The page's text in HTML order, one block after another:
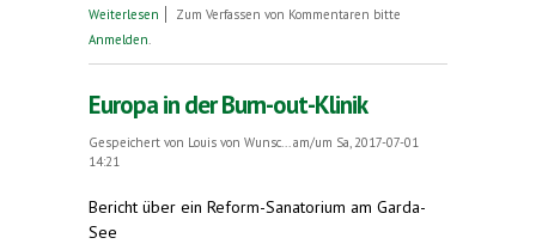
Weiterlesen über Englisches Hinken
Zum Verfassen von Kommentaren bitte
Anmelden
Europa in der Burn-out-Klinik
Gespeichert von Louis von Wunsc...
am/um Sa, 2017-07-01
14:21
Bericht über ein Reform-Sanatorium am Garda-
See